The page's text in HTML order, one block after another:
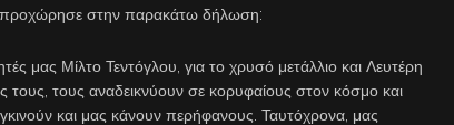
προχώρησε στην παρακάτω δήλωση:
μας Μίλτο Τεντόγλου, για το χρυσό μετάλλιο και Λευτέρη
τους, τους αναδεικνύουν σε κορυφαίους στον κόσμο και
και μας κάνουν περήφανους. Ταυτόχρονα, μας